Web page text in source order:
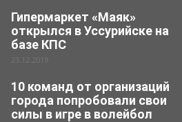
Гипермаркет «Маяк»
открылся в Уссурийске на
базе КПС
23.12.2019
10 команд от организаций
города попробовали свои
силы в игре в волейбол